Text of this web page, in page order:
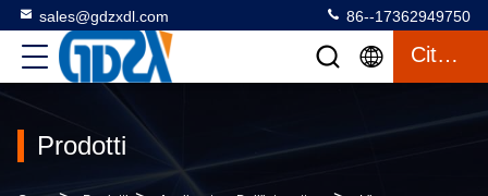
sales@gdzxdl.com 86--17362949750
Citazione
Prodotti